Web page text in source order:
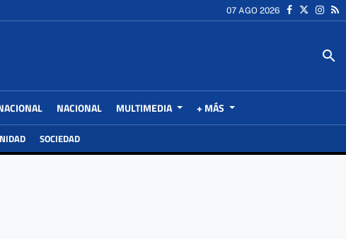
07 AGO 2026
search
NACIONAL MULTIMEDIA + MÁS
SOCIEDAD